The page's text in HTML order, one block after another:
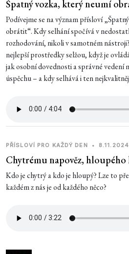
Špatný vozka, který neumí
Podívejme se na význam přísloví
obrátit“. Kdy selhání spočívá v
rozhodování, nikoli v samotném
nejlepší prostředky selžou, když je
jak osobní dovednosti a správné vedení
úspěchu – a kdy selhává i ten
PŘÍSLOVÍ PRO KAŽDÝ DEN •
Chytrému napověz,
Kdo je chytrý a kdo je hloupý? Lze to
každém z nás je od každého něco?